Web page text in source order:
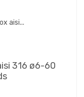
316 ø6-60